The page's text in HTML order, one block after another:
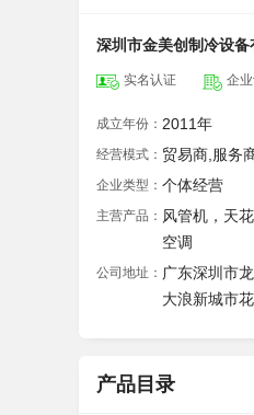
深圳市金美创制冷设备
实名认证 企
成立年份： 2011年
经营模式： 贸易商,服务
企业类型： 个体经营
主营产品： 风管机，天
空调
公司地址： 广东深圳市
大浪新城市
产品目录